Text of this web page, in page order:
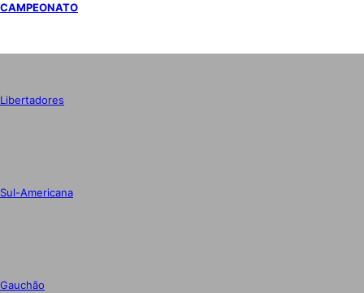
CAMPEONATO
Libertadores
Sul-Americana
Gauchão